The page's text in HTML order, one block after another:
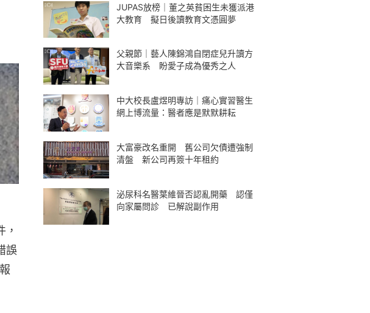
誤
JUPAS放榜｜董之英貧困生未獲派港
大教育 擬日後讀教育文憑圓夢
父親節｜藝人陳錦鴻自閉症兒升讀方
大音樂系 盼愛子成為優秀之人
中大校長盧煜明專訪｜痛心實習醫生
網上博流量：醫者應是默默耕耘
大富豪改名重開 舊公司欠債遭強制
清盤 新公司再簽十年租約
泌尿科名醫葉維晉否認亂開藥 認僅
向家屬問診 已解說副作用